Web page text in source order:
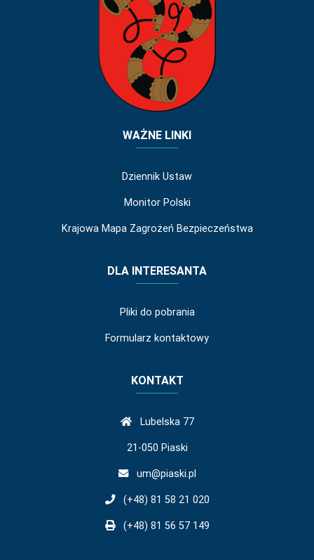
WAŻNE LINKI
Dziennik Ustaw
Monitor Polski
Krajowa Mapa Zagrożeń Bezpieczeństwa
DLA INTERESANTA
Pliki do pobrania
Formularz kontaktowy
KONTAKT
Lubelska 77
21-050 Piaski
um@piaski.pl
(+48) 81 58 21 020
(+48) 81 56 57 149